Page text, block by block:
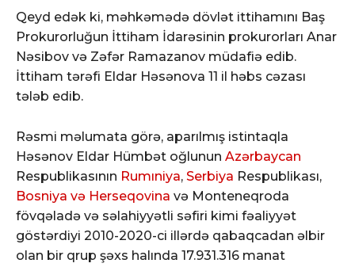
Qeyd edək ki, məhkəmədə dövlət ittihamını Baş
Prokurorluğun İttiham İdarəsinin prokurorları Anar
Nəsibov və Zəfər Ramazanov müdafiə edib.
İttiham tərəfi Eldar Həsənova 11 il həbs cəzası
tələb edib.
Rəsmi məlumata görə, aparılmış istintaqla
Həsənov Eldar Hümbət oğlunun Azərbaycan
Respublikasının Rumıniya, Serbiya Respublikası,
Bosniya və Herseqovina və Monteneqroda
fövqəladə və səlahiyyətli səfiri kimi fəaliyyət
göstərdiyi 2010-2020-ci illərdə qabaqcadan əlbir
olan bir qrup şəxs halında 17.931.316 manat